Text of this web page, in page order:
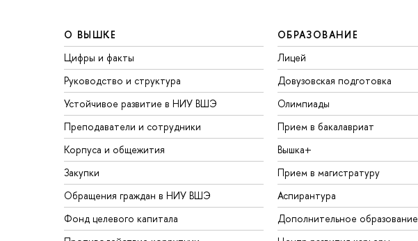
О ВЫШКЕ
Цифры и факты
Руководство и структура
Устойчивое развитие в НИУ ВШЭ
Преподаватели и сотрудники
Корпуса и общежития
Закупки
Обращения граждан в НИУ ВШЭ
Фонд целевого капитала
ОБРАЗОВАНИЕ
Лицей
Довузовская подготовка
Олимпиады
Прием в бакалавриат
Вышка+
Прием в магистратуру
Аспирантура
Дополнительное образование